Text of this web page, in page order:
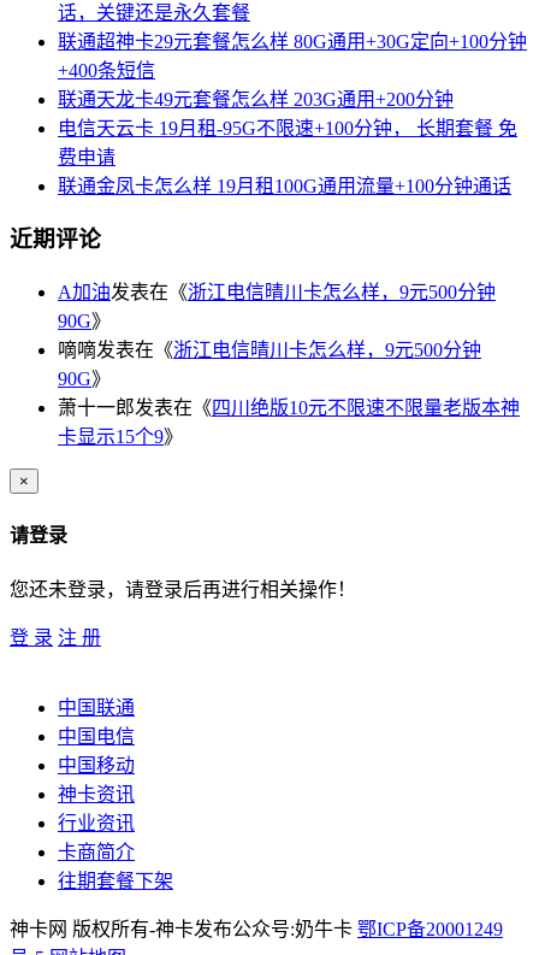
话，关键还是永久套餐
联通超神卡29元套餐怎么样 80G通用+30G定向+100分钟
+400条短信
联通天龙卡49元套餐怎么样 203G通用+200分钟
电信天云卡 19月租-95G不限速+100分钟， 长期套餐 免
费申请
联通金凤卡怎么样 19月租100G通用流量+100分钟通话
近期评论
A加油发表在《浙江电信晴川卡怎么样，9元500分钟
90G》
嘀嘀发表在《浙江电信晴川卡怎么样，9元500分钟
90G》
萧十一郎发表在《四川绝版10元不限速不限量老版本神
卡显示15个9》
×
请登录
您还未登录，请登录后再进行相关操作！
登 录 注 册
中国联通
中国电信
中国移动
神卡资讯
行业资讯
卡商简介
往期套餐下架
神卡网 版权所有-神卡发布公众号:奶牛卡 鄂ICP备20001249